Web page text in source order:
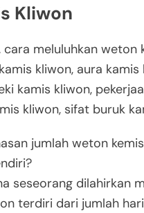
Kliwon
jumlah weton
seseorang dilahirkan
terdiri dari jumlah